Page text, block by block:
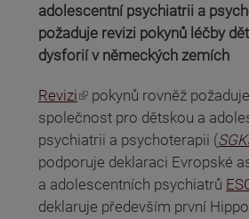
adolescentní psychiatrii a
požaduje revizi pokynů léčby
dysforií v německých zemích
Revizi
(odkaz je externí)pokynů rovněž
společnost pro dětskou a
psychiatrii a psychoterapii (
(odkaz je externí)
podporuje deklaraci Evropské
a adolescentních psychiatrů
(odkaz je externí)
deklaruje především první